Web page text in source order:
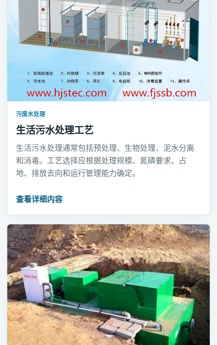
污废水处理
生活污水处理工艺
生活污水处理通常包括预处理、生物处理、泥水分离
和消毒。工艺选择应根据处理规模、氮磷要求、占
地、排放去向和运行管理能力确定。
查看详细内容